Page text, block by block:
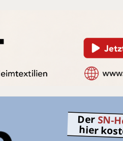
Der SN-
hier